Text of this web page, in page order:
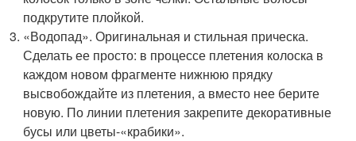
подкрутите плойкой.
«Водопад». Оригинальная и стильная прическа.
Сделать ее просто: в процессе плетения колоска в
каждом новом фрагменте нижнюю прядку
высвобождайте из плетения, а вместо нее берите
новую. По линии плетения закрепите декоративные
бусы или цветы-«крабики».